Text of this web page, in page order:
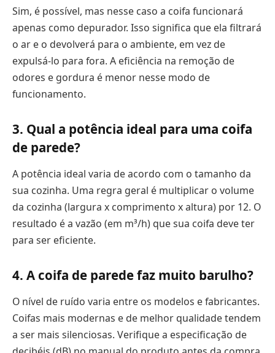
Sim, é possível, mas nesse caso a coifa funcionará
apenas como depurador. Isso significa que ela filtrará
o ar e o devolverá para o ambiente, em vez de
expulsá-lo para fora. A eficiência na remoção de
odores e gordura é menor nesse modo de
funcionamento.
3. Qual a potência ideal para uma coifa
de parede?
A potência ideal varia de acordo com o tamanho da
sua cozinha. Uma regra geral é multiplicar o volume
da cozinha (largura x comprimento x altura) por 12. O
resultado é a vazão (em m³/h) que sua coifa deve ter
para ser eficiente.
4. A coifa de parede faz muito barulho?
O nível de ruído varia entre os modelos e fabricantes.
Coifas mais modernas e de melhor qualidade tendem
a ser mais silenciosas. Verifique a especificação de